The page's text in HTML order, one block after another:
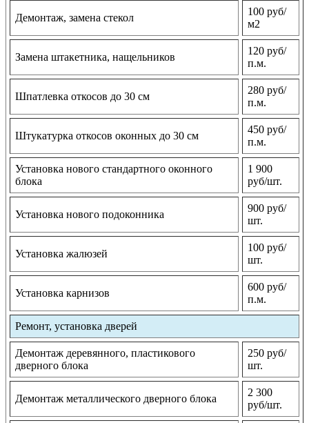
Демонтаж, замена стекол
100 руб/
м2
Замена штакетника, нащельников
120 руб/
п.м.
Шпатлевка откосов до 30 см
280 руб/
п.м.
Штукатурка откосов оконных до 30 см
450 руб/
п.м.
Установка нового стандартного оконного
блока
1 900
руб/шт.
Установка нового подоконника
900 руб/
шт.
Установка жалюзей
100 руб/
шт.
Установка карнизов
600 руб/
п.м.
Ремонт, установка дверей
Демонтаж деревянного, пластикового
дверного блока
250 руб/
шт.
Демонтаж металлического дверного блока
2 300
руб/шт.